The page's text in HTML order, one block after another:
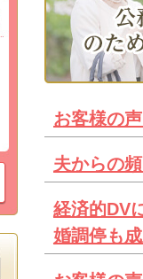
お客様の
夫からの
経済的DV
婚調停も